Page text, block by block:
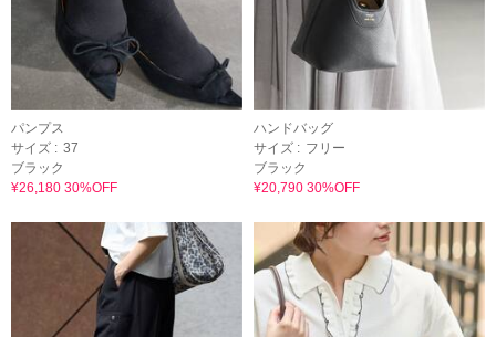
パンプス
サイズ : 37
ブラック
¥26,180 30%OFF
ハンドバッグ
サイズ : フリー
ブラック
¥20,790 30%OFF